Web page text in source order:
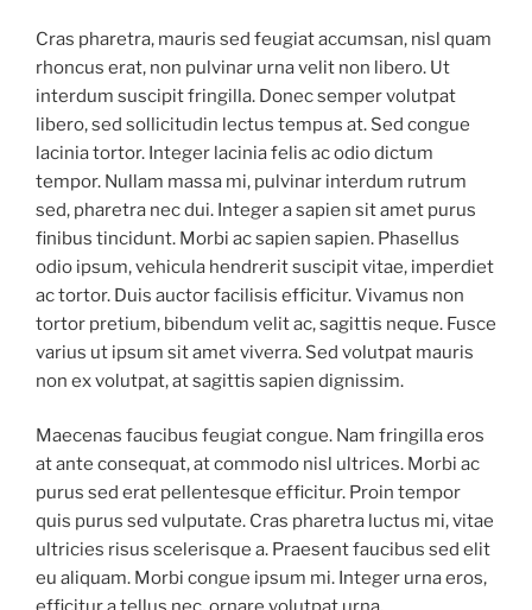
Cras pharetra, mauris sed feugiat accumsan, nisl quam
rhoncus erat, non pulvinar urna velit non libero. Ut
interdum suscipit fringilla. Donec semper volutpat
libero, sed sollicitudin lectus tempus at. Sed congue
lacinia tortor. Integer lacinia felis ac odio dictum
tempor. Nullam massa mi, pulvinar interdum rutrum
sed, pharetra nec dui. Integer a sapien sit amet purus
finibus tincidunt. Morbi ac sapien sapien. Phasellus
odio ipsum, vehicula hendrerit suscipit vitae, imperdiet
ac tortor. Duis auctor facilisis efficitur. Vivamus non
tortor pretium, bibendum velit ac, sagittis neque. Fusce
varius ut ipsum sit amet viverra. Sed volutpat mauris
non ex volutpat, at sagittis sapien dignissim.
Maecenas faucibus feugiat congue. Nam fringilla eros
at ante consequat, at commodo nisl ultrices. Morbi ac
purus sed erat pellentesque efficitur. Proin tempor
quis purus sed vulputate. Cras pharetra luctus mi, vitae
ultricies risus scelerisque a. Praesent faucibus sed elit
eu aliquam. Morbi congue ipsum mi. Integer urna eros,